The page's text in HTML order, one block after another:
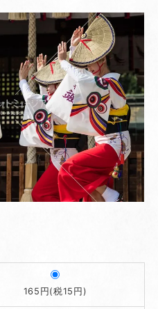
165円(税15円)